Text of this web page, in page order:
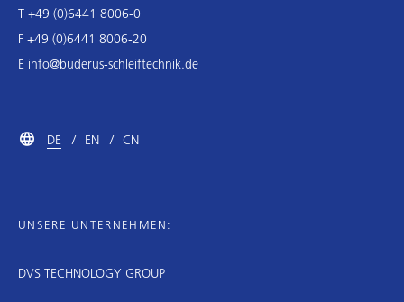
T +49 (0)6441 8006-0
F +49 (0)6441 8006-20
E info@buderus-schleiftechnik.de
DE EN CN
UNSERE UNTERNEHMEN:
DVS TECHNOLOGY GROUP